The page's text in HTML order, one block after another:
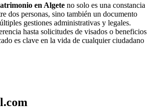
en Algete no solo es una constancia
dos personas, sino también un documento
gestiones administrativas y legales.
hasta solicitudes de visados o beneficios
es clave en la vida de cualquier ciudadano